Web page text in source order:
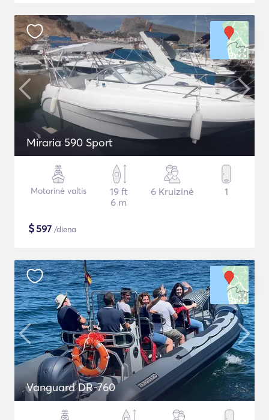
Miraria 590 Sport
Motorinė valtis
19 ft
6 m
6 Kruizinė 1
$597 /diena
Vanguard DR-760